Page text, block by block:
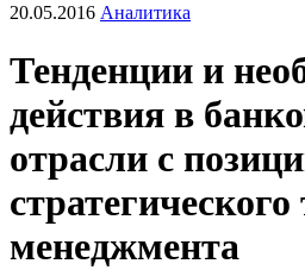
20.05.2016 Аналитика
Тенденции и
действия в
отрасли с
стратегического
менеджмента